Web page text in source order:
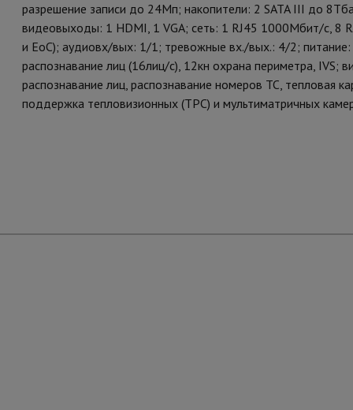
разрешение записи до 24Мп; накопители: 2 SATA III до
видеовыходы: 1 HDMI, 1 VGA; cеть: 1 RJ45 1000Мбит/с,
и EoC); aудиовх/вых: 1/1; тревожные вх./вых.: 4/2;
распознавание лиц (16лиц/с), 12кн охрана периметра, IVS;
распознавание лиц, распознавание номеров ТС, тепловая
поддержка тепловизионных (TPC) и мультиматричных